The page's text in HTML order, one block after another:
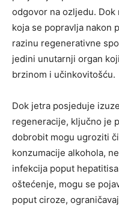
odgovor na ozljedu.
koja se popravlja nakon
razinu regenerativne
jedini unutarnji organ
brzinom i učinkovitošću.
Dok jetra posjeduje
regeneracije, ključno je
dobrobit mogu ugroziti
konzumacije alkohola,
infekcija poput
oštećenje, mogu se
poput ciroze,